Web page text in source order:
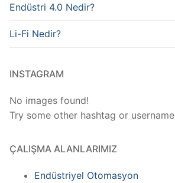
Endüstri 4.0 Nedir?
Li-Fi Nedir?
INSTAGRAM
No images found!
Try some other hashtag or username
ÇALIŞMA ALANLARIMIZ
Endüstriyel Otomasyon